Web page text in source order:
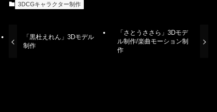
3DCGキャラクター制作
「黒杜えれん」3Dモデル
制作
「さとうささら」3Dモデ
ル制作/楽曲モーション制
作